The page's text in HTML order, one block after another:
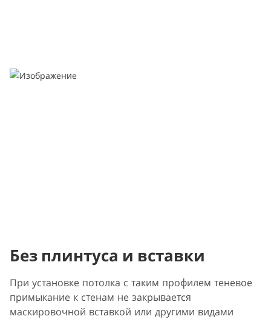
Без плинтуса и вставки
При установке потолка с таким профилем теневое
примыкание к стенам не закрывается
маскировочной вставкой или другими видами